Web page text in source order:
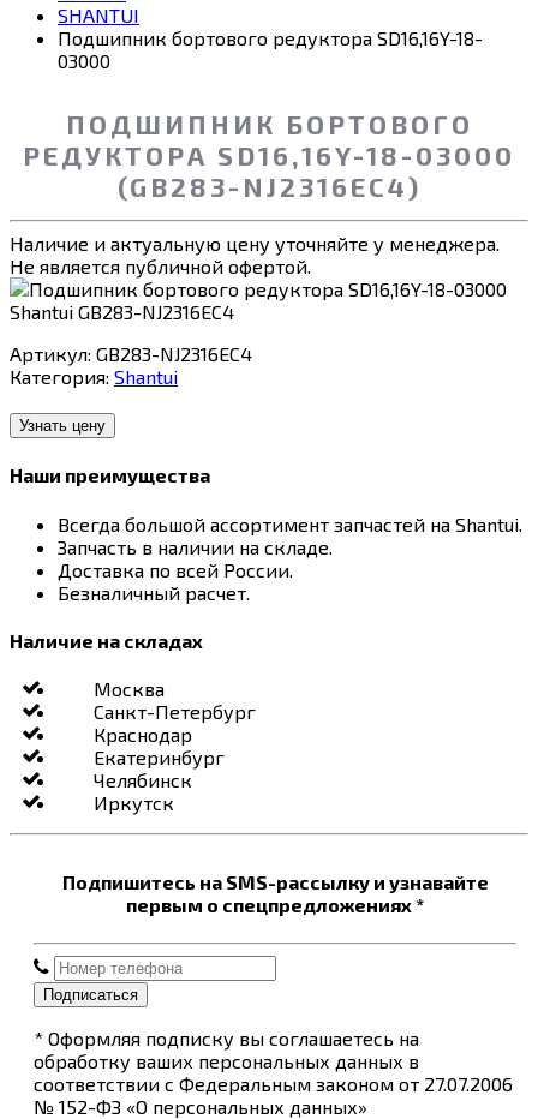
SHANTUI
Подшипник бортового редуктора SD16,16Y-18-
03000
ПОДШИПНИК БОРТОВОГО
РЕДУКТОРА SD16,16Y-18-03000
(GB283-NJ2316EC4)
Наличие и актуальную цену уточняйте у менеджера.
Не является публичной офертой.
Артикул: GB283-NJ2316EC4
Категория: Shantui
Узнать цену
Наши преимущества
Всегда большой ассортимент запчастей на Shantui.
Запчасть в наличии на складе.
Доставка по всей России.
Безналичный расчет.
Наличие на складах
Москва
Санкт-Петербург
Краснодар
Екатеринбург
Челябинск
Иркутск
Подпишитесь на SMS-рассылку и узнавайте
первым о спецпредложениях *
Подписаться
* Оформляя подписку вы соглашаетесь на
обработку ваших персональных данных в
соответствии с Федеральным законом от 27.07.2006
№ 152-ФЗ «О персональных данных»